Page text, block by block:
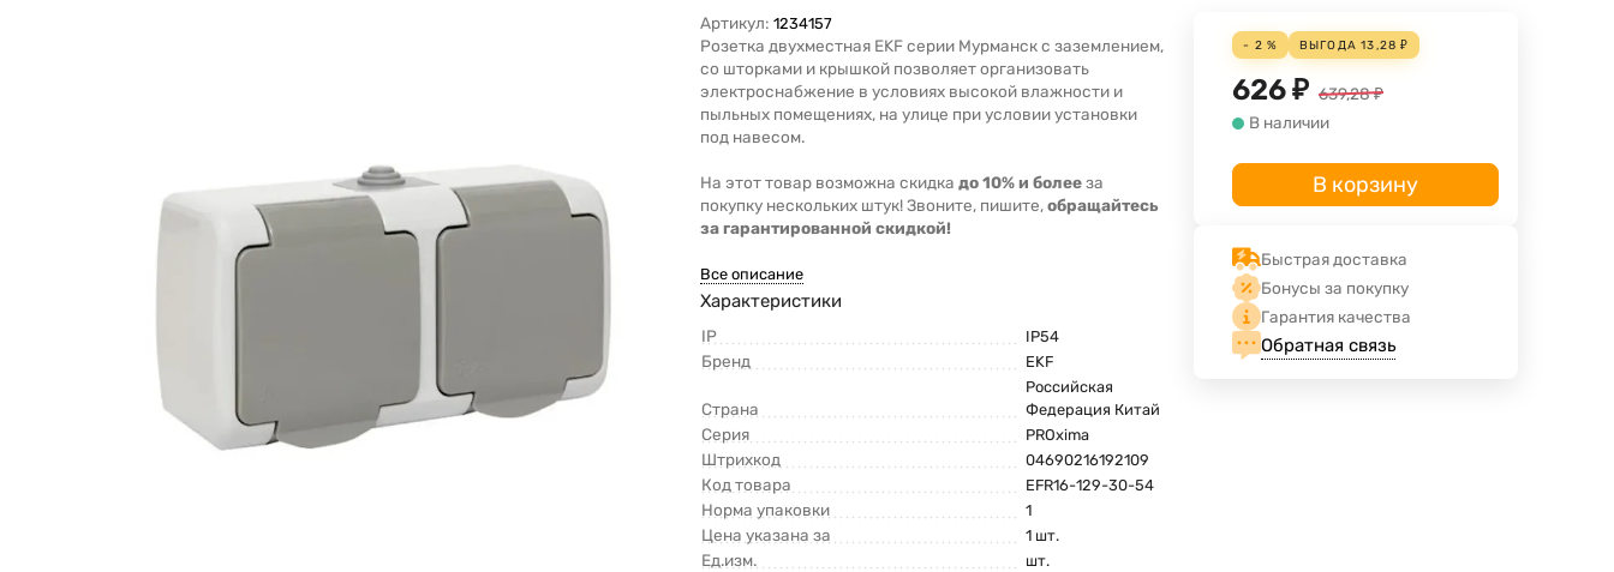
Артикул: 1234157
Розетка двухместная EKF серии Мурманск с заземлением,
со шторками и крышкой позволяет организовать
электроснабжение в условиях высокой влажности и
пыльных помещениях, на улице при условии установки
под навесом.
На этот товар возможна скидкадо 10% и болееза
покупку нескольких штук! Звоните, пишите,обращайтесь
за гарантированной скидкой!
Все описание
Характеристики
IP IP54
Бренд EKF
Страна
Российская
Федерация Китай
Серия PROxima
Штрихкод 04690216192109
Код товара EFR16-129-30-54
Норма упаковки 1
Цена указана за 1 шт.
Ед.изм. шт.
- 2 % ВЫГОДА13,28 ₽
626₽ 639,28₽
В наличии
В корзину
Быстрая доставка
Бонусы за покупку
Гарантия качества
Обратная связь